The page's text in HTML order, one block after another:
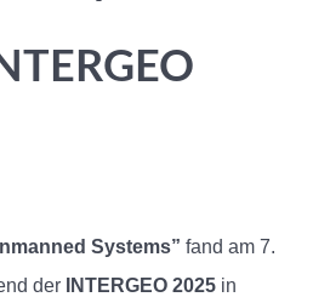
Systems” fand am 7.
der
INTERGEO 2025 in